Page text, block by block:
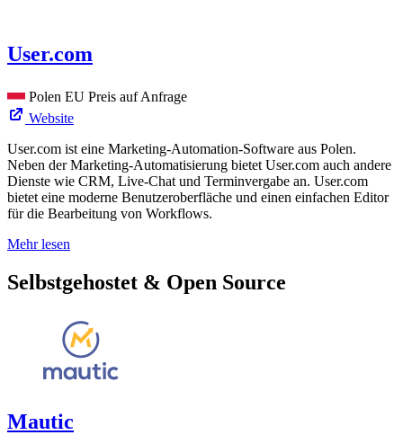
User.com
Polen EU Preis auf Anfrage
Website
User.com ist eine Marketing-Automation-Software aus Polen.
Neben der Marketing-Automatisierung bietet User.com auch andere
Dienste wie CRM, Live-Chat und Terminvergabe an. User.com
bietet eine moderne Benutzeroberfläche und einen einfachen Editor
für die Bearbeitung von Workflows.
Mehr lesen
Selbstgehostet & Open Source
Mautic